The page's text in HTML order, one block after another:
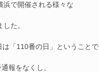
浜で開催される様々な
た。
は「110番の日」ということで
報をなくし、